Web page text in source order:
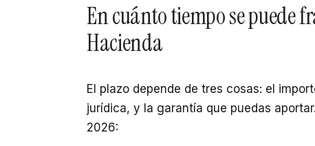
En cuánto tiempo se puede
Hacienda
El plazo depende de tres cosas: el
jurídica, y la garantía que puedas
2026: